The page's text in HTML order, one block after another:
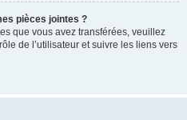
pièces jointes ?
que vous avez transférées, veuillez
de l’utilisateur et suivre les liens vers